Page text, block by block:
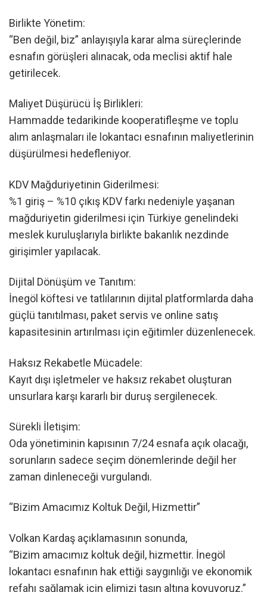
Birlikte Yönetim:
“Ben değil, biz” anlayışıyla karar alma süreçlerinde
esnafın görüşleri alınacak, oda meclisi aktif hale
getirilecek.
Maliyet Düşürücü İş Birlikleri:
Hammadde tedarikinde kooperatifleşme ve toplu
alım anlaşmaları ile lokantacı esnafının maliyetlerinin
düşürülmesi hedefleniyor.
KDV Mağduriyetinin Giderilmesi:
%1 giriş – %10 çıkış KDV farkı nedeniyle yaşanan
mağduriyetin giderilmesi için Türkiye genelindeki
meslek kuruluşlarıyla birlikte bakanlık nezdinde
girişimler yapılacak.
Dijital Dönüşüm ve Tanıtım:
İnegöl köftesi ve tatlılarının dijital platformlarda daha
güçlü tanıtılması, paket servis ve online satış
kapasitesinin artırılması için eğitimler düzenlenecek.
Haksız Rekabetle Mücadele:
Kayıt dışı işletmeler ve haksız rekabet oluşturan
unsurlara karşı kararlı bir duruş sergilenecek.
Sürekli İletişim:
Oda yönetiminin kapısının 7/24 esnafa açık olacağı,
sorunların sadece seçim dönemlerinde değil her
zaman dinleneceği vurgulandı.
“Bizim Amacımız Koltuk Değil, Hizmettir”
Volkan Kardaş açıklamasının sonunda,
“Bizim amacımız koltuk değil, hizmettir. İnegöl
lokantacı esnafının hak ettiği saygınlığı ve ekonomik
refahı sağlamak için elimizi taşın altına koyuyoruz.”